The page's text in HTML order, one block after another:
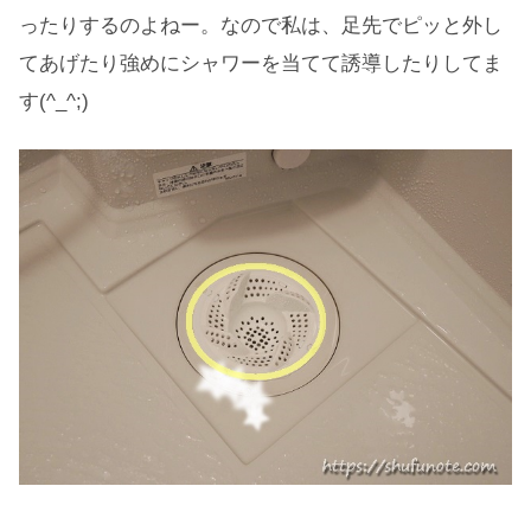
ったりするのよねー。なので私は、足先でピッと外し
てあげたり強めにシャワーを当てて誘導したりしてま
す(^_^;)